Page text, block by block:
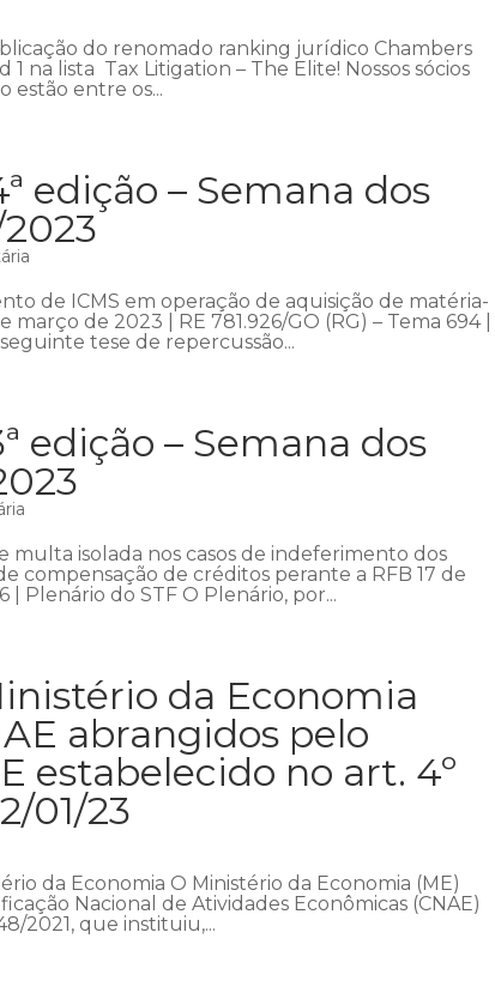
do renomado ranking jurídico Chambers
na lista Tax Litigation – The Elite! Nossos sócios
estão entre os...
edição – Semana dos
de ICMS em operação de aquisição de matéria-
de 2023 | RE 781.926/GO (RG) – Tema 694 |
tese de repercussão...
edição – Semana dos
multa isolada nos casos de indeferimento dos
compensação de créditos perante a RFB 17 de
| Plenário do STF O Plenário, por...
da Economia
abrangidos pelo
estabelecido no art. 4º
01/23
da Economia O Ministério da Economia (ME)
Nacional de Atividades Econômicas (CNAE)
2021, que instituiu,...